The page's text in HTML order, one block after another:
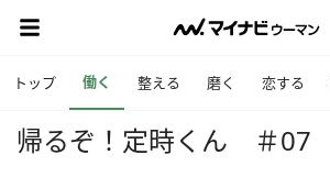
トップ 働く 整える 磨く 恋する
帰るぞ！定時くん ＃07